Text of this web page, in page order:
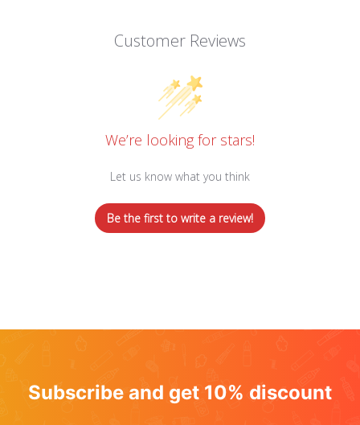
Customer Reviews
We’re looking for stars!
Let us know what you think
Be the first to write a review!
Subscribe and get 10% discount